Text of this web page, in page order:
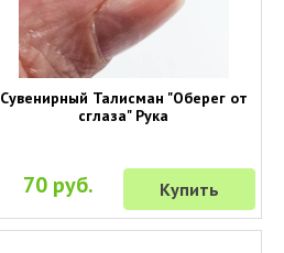
Сувенирный Талисман "Оберег от
сглаза" Рука
70 руб. Купить